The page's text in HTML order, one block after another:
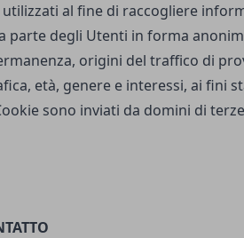
al fine di raccogliere
parte degli Utenti in forma
origini del traffico di
età, genere e interessi, ai fini
sono inviati da domini di